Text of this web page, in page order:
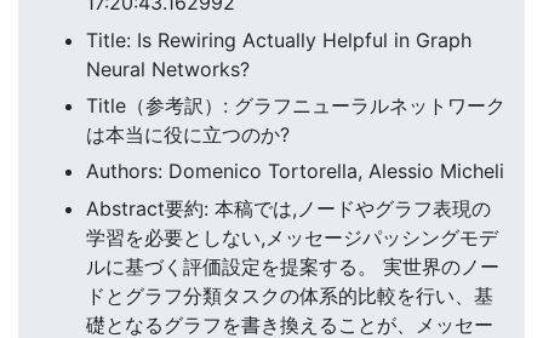
Title: Is Rewiring Actually Helpful in Graph
Neural Networks?
Title（参考訳）: グラフニューラルネットワーク
は本当に役に立つのか?
Authors: Domenico Tortorella, Alessio Micheli
Abstract要約: 本稿では,ノードやグラフ表現の
学習を必要としない,メッセージパッシングモデ
ルに基づく評価設定を提案する。 実世界のノー
ドとグラフ分類タスクの体系的比較を行い、基
礎となるグラフを書き換えることが、メッセー